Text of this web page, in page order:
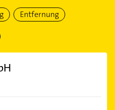
Entfernung